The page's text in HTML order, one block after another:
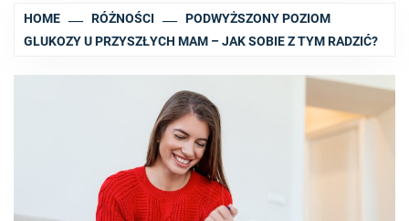
HOME RÓŻNOŚCI
PODWYŻSZONY POZIOM
GLUKOZY U PRZYSZŁYCH MAM – JAK SOBIE Z TYM RADZIĆ?